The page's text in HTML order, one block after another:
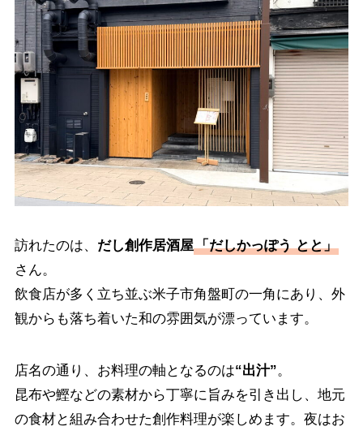
訪れたのは、 だし創作居酒屋「だしかっぽう とと」
さん。
飲食店が多く立ち並ぶ米子市角盤町の一角にあり、外
観からも落ち着いた和の雰囲気が漂っています。
店名の通り、お料理の軸となるのは“出汁”。
昆布や鰹などの素材から丁寧に旨みを引き出し、地元
の食材と組み合わせた創作料理が楽しめます。夜はお